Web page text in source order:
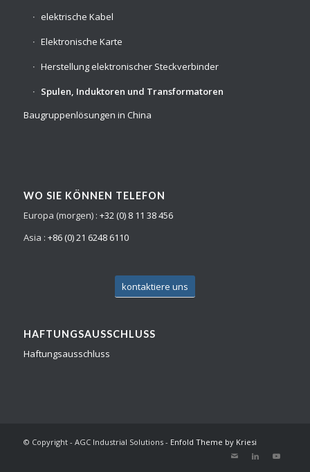
elektrische Kabel
Elektronische Karte
Herstellung elektronischer Steckverbinder
Spulen, Induktoren und Transformatoren
Baugruppenlösungen in China
WO SIE KÖNNEN TELEFON
Europa (morgen) : +32 (0) 8 11 38 456
Asia : +86 (0) 21 6248 6110
kontaktiere uns
HAFTUNGSAUSSCHLUSS
Haftungsausschluss
© Copyright - AGC Industrial Solutions - Enfold Theme by Kriesi